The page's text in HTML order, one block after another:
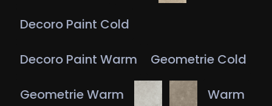
Decoro Paint Cold
Decoro Paint Warm Geometrie Cold
Geometrie Warm Warm